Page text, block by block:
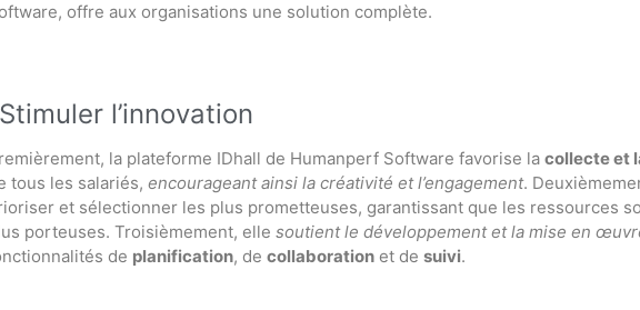
offre aux organisations une solution complète.
Stimuler l’innovation
la plateforme IDhall de Humanperf Software favorise la collecte et
tous les salariés, encourageant ainsi la créativité et l’engagement.
et sélectionner les plus prometteuses, garantissant que les ressources
porteuses. Troisièmement, elle soutient le développement et la mise en
de planification, de collaboration et de suivi.